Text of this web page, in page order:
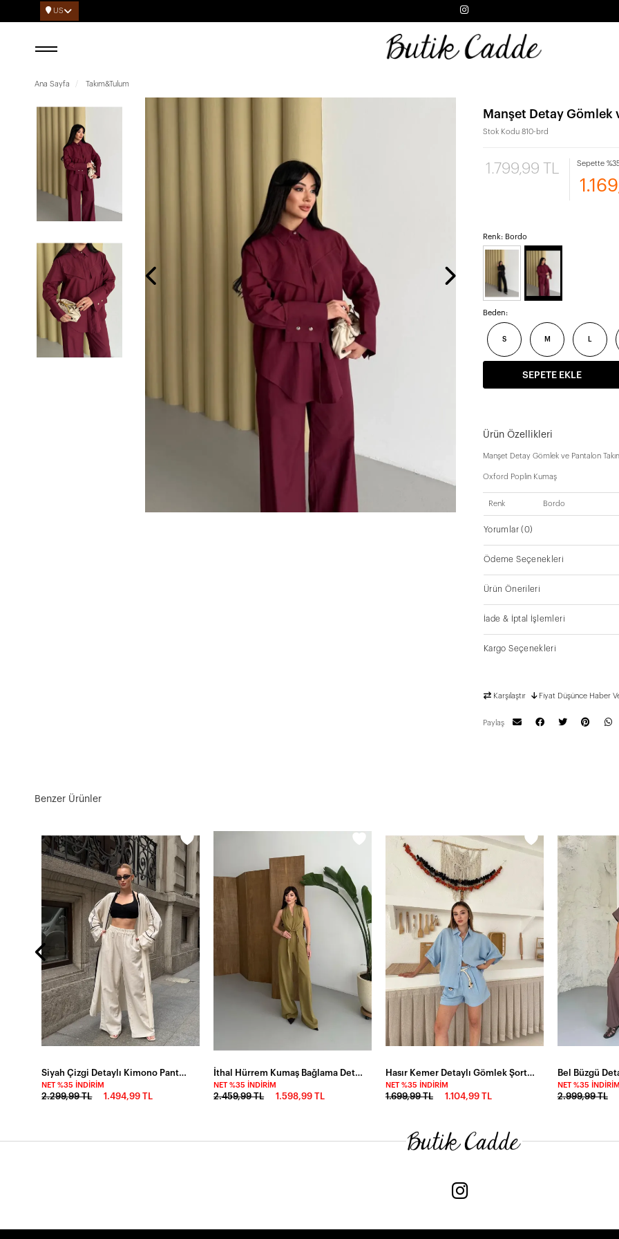
US
Ana Sayfa Takım&Tulum
Manşet Detay Gömlek
Stok Kodu 810-brd
1.799,99 TL Sepette
Renk: Bordo
Beden:
S M
SEPETE EKLE
Ürün Özellikleri
Manşet Detay Gömlek ve Pantalon
Oxford Poplin Kumaş
Renk Bordo
Yorumlar(0)
Ödeme Seçenekleri
Ürün Önerileri
İade & İptal İşlemleri
Kargo Seçenekleri
Karşılaştır Fiyat Düşünce Haber
Paylaş
Benzer Ürünler
Siyah Çizgi Detaylı Kimono Pantalon Takım
NET %35 İNDIRIM
2.299,99 TL 1.494,99 TL
İthal Hürrem Kumaş Bağlama Detay Tulum YEŞİL
NET %35 İNDIRIM
2.459,99 TL 1.598,99 TL
Hasır Kemer Detaylı Gömlek Şort Alt Üst Takım Mavi
NET %35 İNDIRIM
1.699,99 TL 1.104,99 TL
NET %35 İNDIRIM
2.999,99 TL